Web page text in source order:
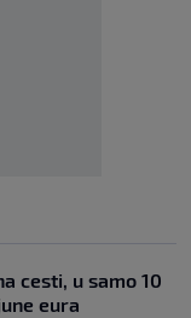
cesti, u samo 10
eura